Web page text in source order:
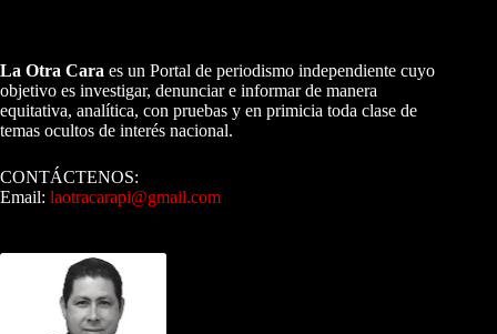
La Otra Cara es un Portal de periodismo independiente cuyo
objetivo es investigar, denunciar e informar de manera
equitativa, analítica, con pruebas y en primicia toda clase de
temas ocultos de interés nacional.
CONTÁCTENOS:
Email: laotracarapi@gmail.com